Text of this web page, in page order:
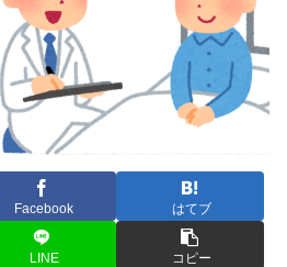
Facebook はてブ
LINE コピー